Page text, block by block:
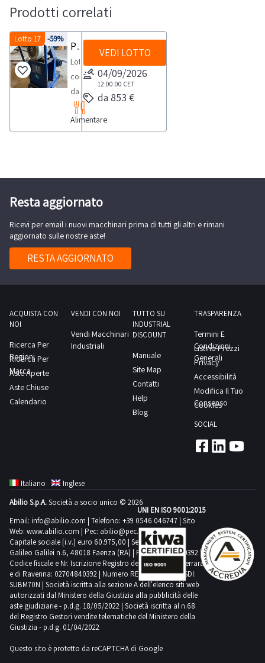
Prodotti correlati
-59%
Lotto 17
Pompe per il travaso di olio
Lotto
composto
da
n°
5
travaso
olio,
di
cui
alcune
ancorate
al
pompa
tipo
tipo
1-
b
asse
nudo
con
by-
pass;-
pompa
m55
1-
Alimentare
VEDI LOTTO
04/09/2026
12:00:00 CET
da 853 €
Resta aggiornato
Ricevi per email i nuovi macchinari prima di tutti gli altri e rimani
aggiornato sulle nostre aste!
RESTA AGGIORNATO
ACQUISTA CON
NOI
Ricerca Per
Regioni
Ricerca Per
Marca
Aste Aperte
Aste Chiuse
Calendario
VENDI CON NOI
Vendi Macchinari
Industriali
TUTTO SU
INDUSTRIAL
DISCOUNT
Manuale
Site Map
Contatti
Help
Blog
TRASPARENZA
Termini E
Condizioni
Generali
Listino Prezzi
Privacy
Accessibilità
Modifica Il Tuo
Consenso
Cookies
SOCIAL
Italiano
Inglese
Abilio S.p.A.Società a socio unico © 2026
Email: info@abilio.com | Telefono: +39 0546 046747 | Sito
Web: www.abilio.com | Pec: abilio@pec.illimity.com
Capitale sociale [i.v.] euro 60.975,00 | Sede legale in Via
Galileo Galilei n.6, 48018 Faenza (RA) | P.IVA: 02704840392 |
Codice fiscale e Nr. Iscrizione Registro delle Imprese di Ferrara
e di Ravenna: 02704840392 | Numero REA RA 224830 | SDI:
SUBM70N | Società iscritta alla sezione A dell'elenco siti web
autorizzati dal Ministero della Giustizia alla pubblicità delle
aste giudiziarie - p.d.g. 18/05/2022 | Società iscritta al n.68
del Registro Gestori vendite telematiche del Ministero della
Giustizia - p.d.g. 01/04/2022
Questo sito è protetto da reCAPTCHA di Google
UNI EN ISO 9001:2015